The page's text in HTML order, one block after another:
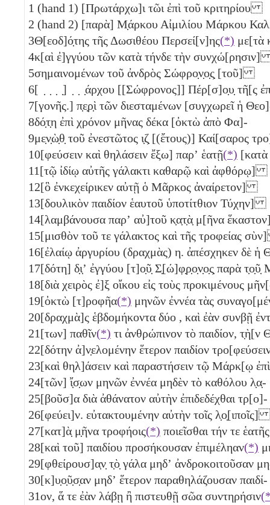
1 (hand 1) [Πρωτάρχω]ι τῶι ἐπὶ τοῦ κριτηρίου
2 (hand 2) [παρὰ] Μ̣άρκου Αἰμιλίου Μάρκου
3Θ[εοδ]ό̣της τῆς Δωσιθέου Περσεί[ν]ης(*)
4κ[αὶ ἐ]γγύου τῶν κατὰ τήνδε τὴν
5σημαινομένων τοῦ ἀνδρὸς Σώφρο̣ν̣ο̣ς̣ [τοῦ]
6[ ̣ ̣ ̣ ̣] ̣ ̣ ̣άρχου [[Σώφρονος]] Πέρ[σ]ο̣υ̣ τῆ[ς
7[γονῆς.] π̣ε̣ρ̣ὶ τῶν διεσταμένων [συγχωρεῖ ἡ
8δό̣τ̣η ἐπὶ χρόνον μῆνας δέκα [ὀκτὼ ἀπὸ Φα]-
9με̣ν̣ὼ̣θ̣ τοῦ ἐνεστῶτος ι̣ζ̣ [(ἔτους)] Καί[σαρος
10[φεύσειν καὶ θηλάσειν ἔξω] παρʼ ἑατῇ(*)
11[τῷ ἰδίῳ αὐτῆς γάλακτι καθαρῷ καὶ ἀφθόρῳ]
12[ὃ ἐνκεχείρικεν αὐτῇ ὁ Μᾶρκος ἀναίρετον]
13[δουλικὸν παιδίον ἑαυτοῦ ὑποτίτθιον Τύχην]
14[λαμβάνουσα παρʼ αὐ]τοῦ κ̣α̣τ̣ὰ̣ μ[ῆνα
15[μισθὸν τοῦ τε γάλακτος καὶ τῆς τροφείας
16[ἐλαίῳ ἀργυρίου (δραχμὰς) η. ἀπέσχηκεν δὲ ἡ
17[δότη] δ̣ι̣ʼ ἐγγύου [τ]ο̣ῦ̣ Σ̣[ώ]φ̣ρ̣ο̣ν̣ο̣ς̣ παρὰ
18[διὰ χειρὸς ἐ]ξ οἴκου εἰς τοὺς προκιμένους
19[ὀκτὼ [τ]ροφῆα(*) μηνῶν ἐννέα τὰς
20[δραχμὰ]ς ἑβδομήκοντα δύο , καὶ ἐὰν συνβῇ
21[των] παθῖν(*) τι ἀνθρώπινον τὸ παιδίον, τ̣ὴ[ν
22[δότην ἀ]ν̣ελομένην ἕτερον παιδίον
23[καὶ θηλ]άσειν καὶ παραστήσειν τῷ Μάρκ[ῳ
24[τῶν] ἴ̣σ̣ων μηνῶν ἐννέα μηδὲν τὸ καθόλου λ̣α̣-
25[βοῦσ]α διὰ ἀθάνατον αὐτὴν ἐπιδεδέχθαι τρ[ο]-
26[φεύει]ν. εὐτακτουμένην αὐτὴν τοῖς λ̣ο̣[ιποῖς]
27[κατ]ὰ̣ μ̣ῆνα τροφήοις(*) ποιεῖσθαι τήν τε ἑατῆς
28[καὶ τοῦ] παιδίου προσήκουσαν ἐπιμέληαν(*)
29[φθείρουσ]α̣ν̣ τ̣ὸ̣ γάλα μηδʼ ἀνδροκοιτοῦσαν
30[κ]υ̣ο̣ῦ̣σ̣αν μηδʼ ἕτερον παραθηλάζουσαν παιδί-
31ον, ἅ τε ἐὰν λάβῃ ἢ πιστευθῇ σῶα συντηρήσιν